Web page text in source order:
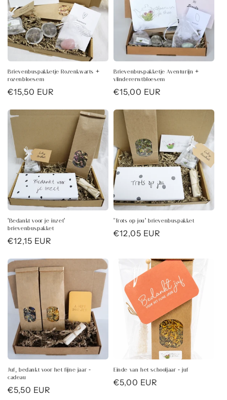
Brievenbuspakketje Rozenkwarts +
rozenbloesem
Normale
€15,50 EUR
Brievenbuspakketje Aventurijn +
vlindererwtbloesem
Normale
€15,00 EUR
'Bedankt voor je inzet'
brievenbuspakket
Normale
€12,15 EUR
'Trots op jou' brievenbuspakket
Normale
€12,05 EUR
Juf, bedankt voor het fijne jaar -
cadeau
Normale
€5,50 EUR
Einde van het schooljaar - juf
Normale
€5,00 EUR